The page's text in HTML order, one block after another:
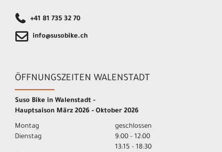
+41 81 735 32 70
info@susobike.ch
ÖFFNUNGSZEITEN WALENSTADT
Suso Bike in Walenstadt -
Hauptsaison März 2026 - Oktober 2026
Montag
geschlossen
Dienstag
9:00 - 12:00
13:15 - 18:30